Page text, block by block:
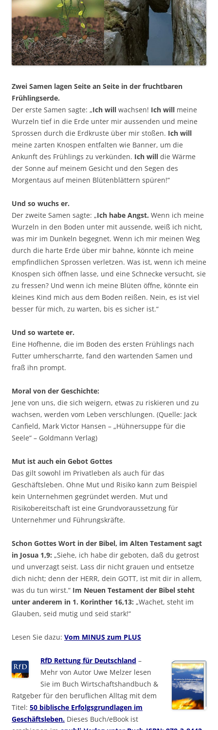
Zwei Samen lagen Seite an Seite in der fruchtbaren
Frühlingserde.
Der erste Samen sagte: „Ich will wachsen! Ich will meine
Wurzeln tief in die Erde unter mir aussenden und meine
Sprossen durch die Erdkruste über mir stoßen. Ich will
meine zarten Knospen entfalten wie Banner, um die
Ankunft des Frühlings zu verkünden. Ich will die Wärme
der Sonne auf meinem Gesicht und den Segen des
Morgentaus auf meinen Blütenblättern spüren!“
Und so wuchs er.
Der zweite Samen sagte: „Ich habe Angst. Wenn ich meine
Wurzeln in den Boden unter mit aussende, weiß ich nicht,
was mir im Dunkeln begegnet. Wenn ich mir meinen Weg
durch die harte Erde über mir bahne, könnte ich meine
empfindlichen Sprossen verletzen. Was ist, wenn ich meine
Knospen sich öffnen lasse, und eine Schnecke versucht, sie
zu fressen? Und wenn ich meine Blüten öffne, könnte ein
kleines Kind mich aus dem Boden reißen. Nein, es ist viel
besser für mich, zu warten, bis es sicher ist.“
Und so wartete er.
Eine Hofhenne, die im Boden des ersten Frühlings nach
Futter umherscharrte, fand den wartenden Samen und
fraß ihn prompt.
Moral von der Geschichte:
Jene von uns, die sich weigern, etwas zu riskieren und zu
wachsen, werden vom Leben verschlungen. (Quelle: Jack
Canfield, Mark Victor Hansen – „Hühnersuppe für die
Seele“ – Goldmann Verlag)
Mut ist auch ein Gebot Gottes
Das gilt sowohl im Privatleben als auch für das
Geschäftsleben. Ohne Mut und Risiko kann zum Beispiel
kein Unternehmen gegründet werden. Mut und
Risikobereitschaft ist eine Grundvoraussetzung für
Unternehmer und Führungskräfte.
Schon Gottes Wort in der Bibel, im Alten Testament sagt
in Josua 1,9: „Siehe, ich habe dir geboten, daß du getrost
und unverzagt seist. Lass dir nicht grauen und entsetze
dich nicht; denn der HERR, dein GOTT, ist mit dir in allem,
was du tun wirst.“ Im Neuen Testament der Bibel steht
unter anderem in 1. Korinther 16,13: „Wachet, steht im
Glauben, seid mutig und seid stark!“
Lesen Sie dazu: Vom MINUS zum PLUS
RfD Rettung für Deutschland –
Mehr von Autor Uwe Melzer lesen
Sie im Buch Wirtschaftshandbuch &
Ratgeber für den beruflichen Alltag mit dem
Titel: 50 biblische Erfolgsgrundlagen im
Geschäftsleben. Dieses Buch/eBook ist